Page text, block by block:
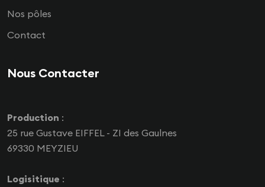
Nos pôles
Contact
Nous Contacter
Production :
25 rue Gustave EIFFEL - ZI des Gaulnes
69330 MEYZIEU
Logisitique :